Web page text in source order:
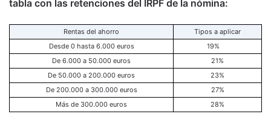
tabla con las retenciones del IRPF de la nómina:
Rentas del ahorro
Tipos a aplicar
Desde 0 hasta 6.000 euros
19%
De 6.000 a 50.000 euros
21%
De 50.000 a 200.000 euros
23%
De 200.000 a 300.000 euros
27%
Más de 300.000 euros
28%